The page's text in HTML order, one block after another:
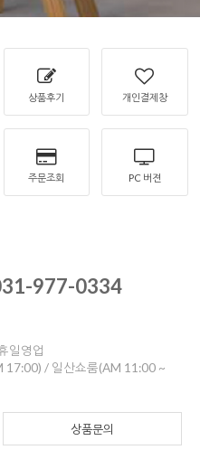
상품후기 개인결제창
주문조회 PC 버젼
977-0334
일영업
17:00) / 일산쇼룸(AM 11:00 ~
상품문의